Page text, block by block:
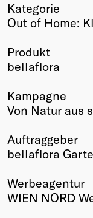
Members
Young
Winners
Past
Annual
Kategorie
Out of Home:
Produkt
bellaflora
Kampagne
Von Natur aus
Auftraggeber
bellaflora
Werbeagentur
WIEN NORD